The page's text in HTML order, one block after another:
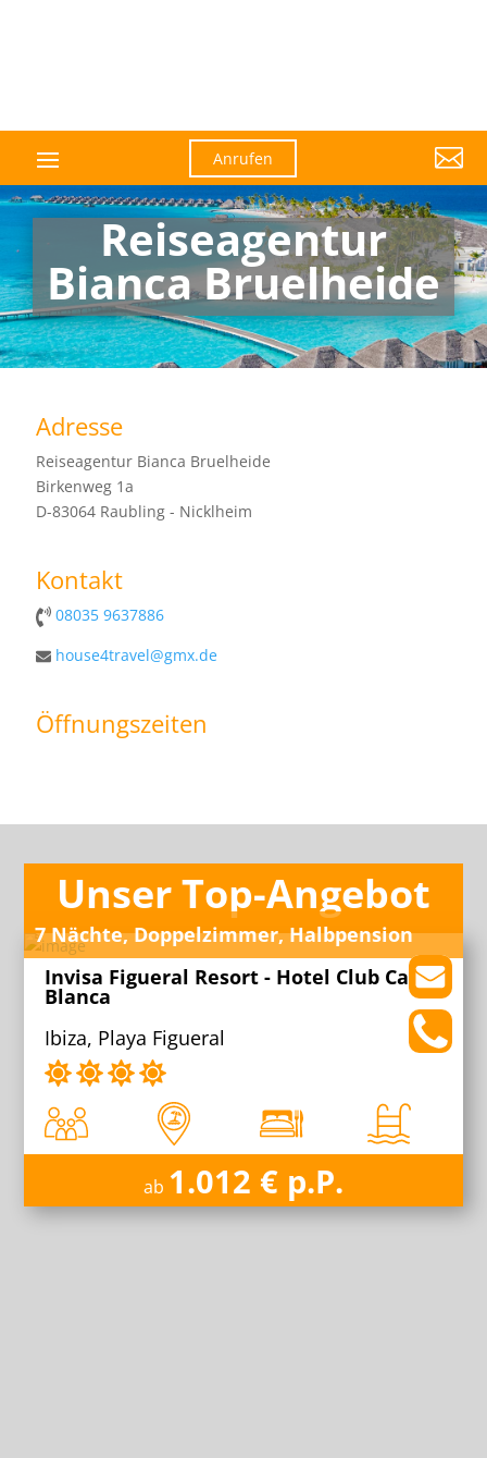
Anrufen 
Reiseagentur
Bianca Bruelheide
Adresse
Reiseagentur Bianca Bruelheide
Birkenweg 1a
D-83064 Raubling - Nicklheim
Kontakt
08035 9637886
house4travel@gmx.de
Öffnungszeiten
Unser Top-Angebot
7 Nächte, Doppelzimmer, Halbpension
Invisa Figueral Resort - Hotel Club Cala
Blanca
Ibiza, Playa Figueral
ab 1.012 € p.P.